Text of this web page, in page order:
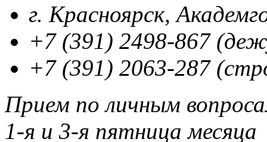
г. Красноярск,
+7 (391) 2498-867
+7 (391) 2063-287
Прием по личным
1-я и 3-я пятница месяца